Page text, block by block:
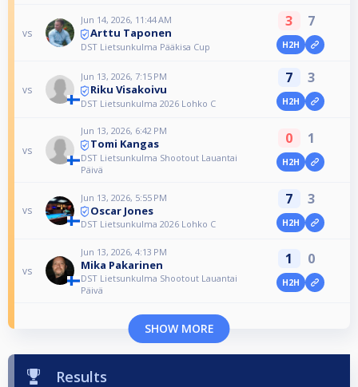
vs
Jun 14, 2026, 11:44 AM
Arttu Taponen
DST Lietsunkulma Pääkisa Cup
3 7
H2H
vs
Jun 13, 2026, 7:15 PM
Riku Visakoivu
DST Lietsunkulma 2026 Lohko C
7 3
H2H
vs
Jun 13, 2026, 6:42 PM
Tomi Kangas
DST Lietsunkulma Shootout Lauantai
Päivä
0 1
H2H
vs
Jun 13, 2026, 5:55 PM
Oscar Jones
DST Lietsunkulma 2026 Lohko C
7 3
H2H
vs
Jun 13, 2026, 4:13 PM
Mika Pakarinen
DST Lietsunkulma Shootout Lauantai
Päivä
1 0
H2H
SHOW MORE
Results